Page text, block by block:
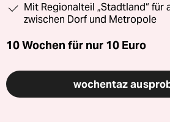
Mit Regionalteil „Stadtland“ für
zwischen Dorf und Metropole
10 Wochen für nur 10 Euro
wochentaz